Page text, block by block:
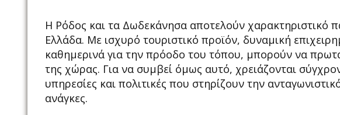
Η Ρόδος και τα Δωδεκάνησα αποτελούν χαρακτηριστικό
Ελλάδα. Με ισχυρό τουριστικό προϊόν, δυναμική
καθημερινά για την πρόοδο του τόπου, μπορούν να
της χώρας. Για να συμβεί όμως αυτό, χρειάζονται
υπηρεσίες και πολιτικές που στηρίζουν την
ανάγκες.